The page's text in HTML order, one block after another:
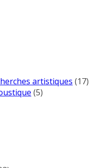
artistiques (17)
(5)